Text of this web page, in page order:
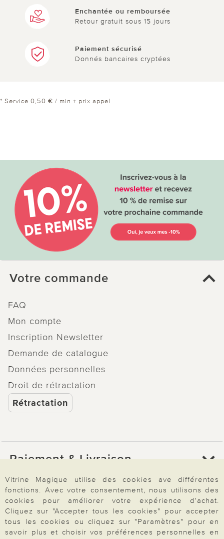
Enchantée ou remboursée
Retour gratuit sous 15 jours
Paiement sécurisé
Donnés bancaires cryptées
* Service 0,50 € / min + prix appel
Votre commande
FAQ
Mon compte
Inscription Newsletter
Demande de catalogue
Données personnelles
Droit de rétractation
Rétractation
Paiement & Livraison
À propos de nous
Besoin d'aide?
Vitrine Magique utilise des cookies ave différentes
fonctions. Avec votre consentement, nous utilisons des
cookies pour améliorer votre expérience d'achat.
Cliquez sur "Accepter tous les cookies" pour accepter
tous les cookies ou cliquez sur "Paramètres" pour en
savoir plus et choisir vos préférences personnelles en